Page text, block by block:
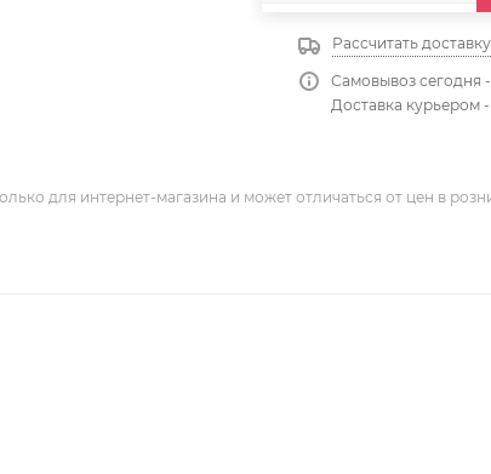
Рассчитать доставку
Самовывоз сегодня
Доставка курьером -
для интернет-магазина и может отличаться от цен в